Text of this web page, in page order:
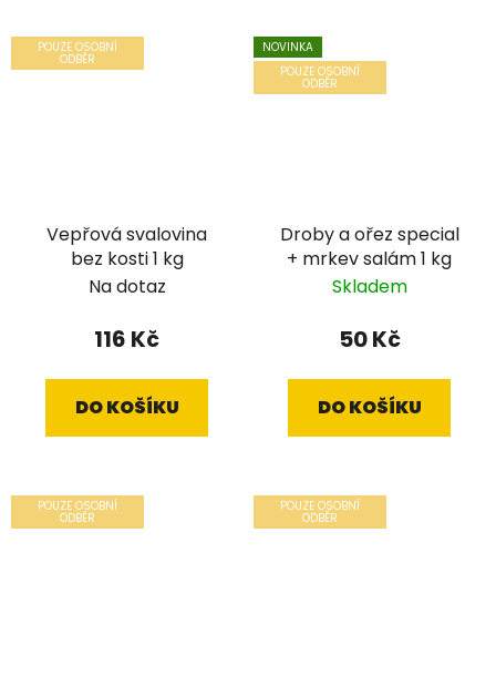
POUZE OSOBNÍ
ODBĚR
Vepřová svalovina
bez kosti 1 kg
Na dotaz
116 Kč
DO KOŠÍKU
NOVINKA
POUZE OSOBNÍ
ODBĚR
Droby a ořez special
+ mrkev salám 1 kg
Skladem
50 Kč
DO KOŠÍKU
POUZE OSOBNÍ
ODBĚR
POUZE OSOBNÍ
ODBĚR